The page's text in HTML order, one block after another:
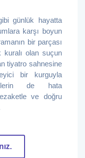
günlük hayatta
karşı boyun
bir parçası
kuralı olan suçun
tiyatro sahnesine
bir kurguyla
de hata
ve doğru